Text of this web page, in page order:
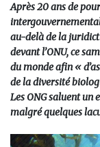
Après 20 ans de
au-delà de la
devant l’ONU, ce
du monde afin «
de la diversité
Les ONG saluent un
malgré quelques